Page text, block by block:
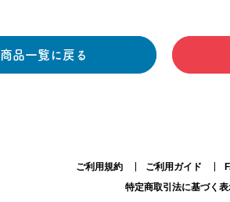
商品一覧に戻る
ご利用規約 ご利用ガイド
特定商取引法に基づく